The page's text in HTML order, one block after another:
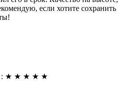
если хотите сохранить
: ★ ★ ★ ★ ★